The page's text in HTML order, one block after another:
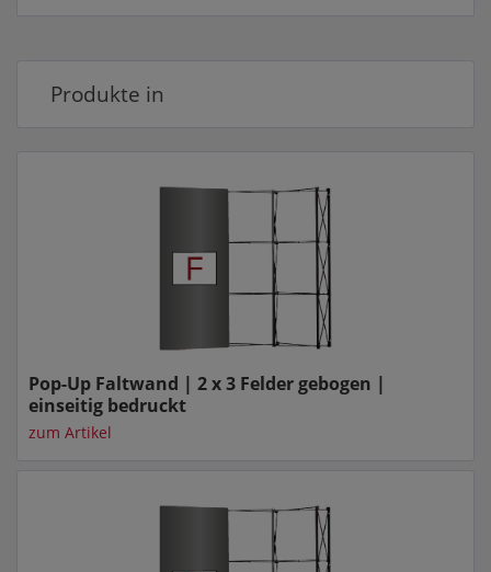
Produkte in
Pop-Up Faltwand | 2 x 3 Felder gebogen |
einseitig bedruckt
zum Artikel